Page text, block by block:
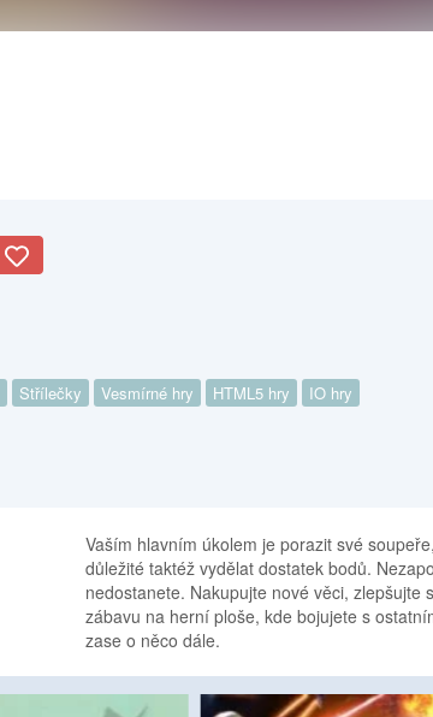
Střílečky Vesmírné hry HTML5 hry IO hry
Vaším hlavním úkolem je porazit své
důležité taktéž vydělat dostatek bodů.
nedostanete. Nakupujte nové věci,
zábavu na herní ploše, kde bojujete s
zase o něco dále.